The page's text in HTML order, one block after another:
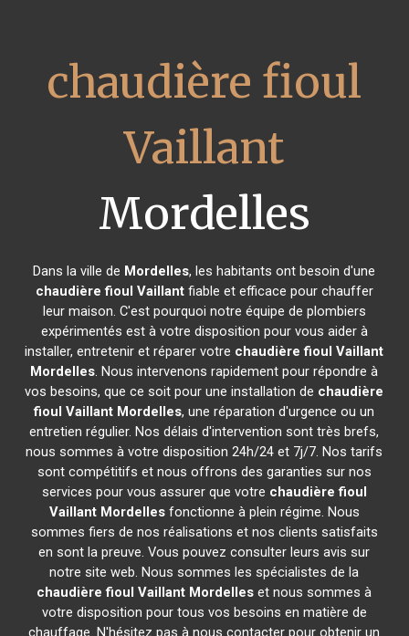
chaudière fioul
Vaillant
Mordelles
Dans la ville de Mordelles, les habitants ont besoin d'une
chaudière fioul Vaillantfiable et efficace pour chauffer
leur maison. C'est pourquoi notre équipe de plombiers
expérimentés est à votre disposition pour vous aider à
installer, entretenir et réparer votre chaudière fioul Vaillant
Mordelles. Nous intervenons rapidement pour répondre à
vos besoins, que ce soit pour une installation de chaudière
fioul Vaillant Mordelles, une réparation d'urgence ou un
entretien régulier. Nos délais d'intervention sont très brefs,
nous sommes à votre disposition 24h/24 et 7j/7. Nos tarifs
sont compétitifs et nous offrons des garanties sur nos
services pour vous assurer que votre chaudière fioul
Vaillant Mordellesfonctionne à plein régime. Nous
sommes fiers de nos réalisations et nos clients satisfaits
en sont la preuve. Vous pouvez consulter leurs avis sur
notre site web. Nous sommes les spécialistes de la
chaudière fioul Vaillant Mordelles et nous sommes à
votre disposition pour tous vos besoins en matière de
chauffage. N'hésitez pas à nous contacter pour obtenir un